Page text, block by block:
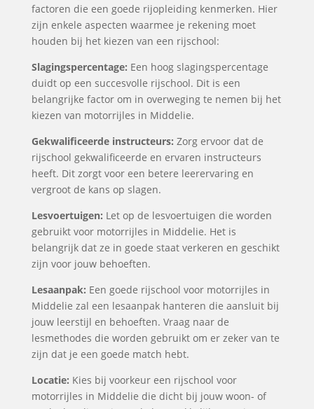
factoren die een goede rijopleiding kenmerken. Hier
zijn enkele aspecten waarmee je rekening moet
houden bij het kiezen van een rijschool:
Slagingspercentage: Een hoog slagingspercentage
duidt op een succesvolle rijschool. Dit is een
belangrijke factor om in overweging te nemen bij het
kiezen van motorrijles in Middelie.
Gekwalificeerde instructeurs: Zorg ervoor dat de
rijschool gekwalificeerde en ervaren instructeurs
heeft. Dit zorgt voor een betere leerervaring en
vergroot de kans op slagen.
Lesvoertuigen: Let op de lesvoertuigen die worden
gebruikt voor motorrijles in Middelie. Het is
belangrijk dat ze in goede staat verkeren en geschikt
zijn voor jouw behoeften.
Lesaanpak: Een goede rijschool voor motorrijles in
Middelie zal een lesaanpak hanteren die aansluit bij
jouw leerstijl en behoeften. Vraag naar de
lesmethodes die worden gebruikt om er zeker van te
zijn dat je een goede match hebt.
Locatie: Kies bij voorkeur een rijschool voor
motorrijles in Middelie die dicht bij jouw woon- of